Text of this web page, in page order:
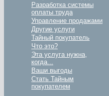
Разработка системы
оплаты труда
Управление продажами
Другие услуги
Тайный покупатель
Что это?
Эта услуга нужна,
когда...
Ваши выгоды
Стать Тайным
покупателем